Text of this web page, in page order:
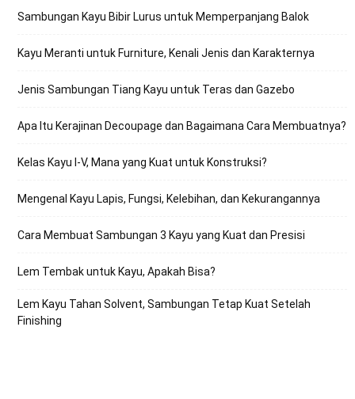
Sambungan Kayu Bibir Lurus untuk Memperpanjang Balok
Kayu Meranti untuk Furniture, Kenali Jenis dan Karakternya
Jenis Sambungan Tiang Kayu untuk Teras dan Gazebo
Apa Itu Kerajinan Decoupage dan Bagaimana Cara Membuatnya?
Kelas Kayu I-V, Mana yang Kuat untuk Konstruksi?
Mengenal Kayu Lapis, Fungsi, Kelebihan, dan Kekurangannya
Cara Membuat Sambungan 3 Kayu yang Kuat dan Presisi
Lem Tembak untuk Kayu, Apakah Bisa?
Lem Kayu Tahan Solvent, Sambungan Tetap Kuat Setelah
Finishing